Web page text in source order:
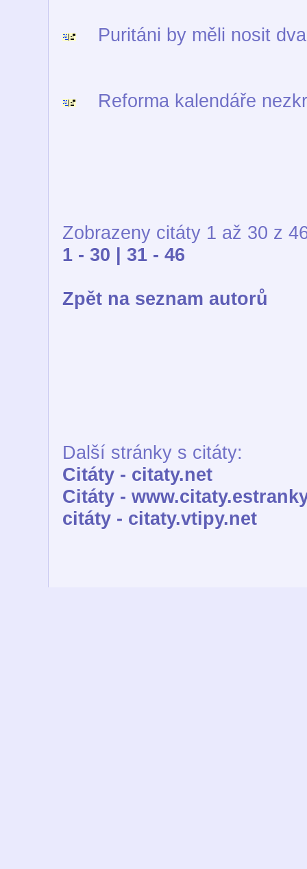
Puritáni by měli nosit dva
Reforma kalendáře
Zobrazeny citáty 1 až 30 z
1 - 30 | 31 - 46
Zpět na seznam autorů
Další stránky s citáty:
Citáty - citaty.net
Citáty -
citáty - citaty.vtipy.net